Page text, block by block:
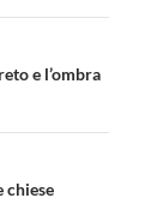
e l’ombra
chiese